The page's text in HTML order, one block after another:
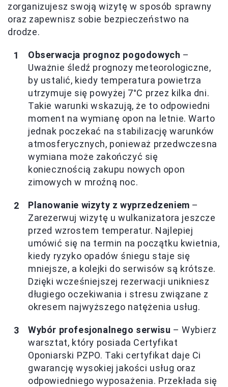
zorganizujesz swoją wizytę w sposób sprawny
oraz zapewnisz sobie bezpieczeństwo na
drodze.
Obserwacja prognoz pogodowych –
Uważnie śledź prognozy meteorologiczne,
by ustalić, kiedy temperatura powietrza
utrzymuje się powyżej 7°C przez kilka dni.
Takie warunki wskazują, że to odpowiedni
moment na wymianę opon na letnie. Warto
jednak poczekać na stabilizację warunków
atmosferycznych, ponieważ przedwczesna
wymiana może zakończyć się
koniecznością zakupu nowych opon
zimowych w mroźną noc.
Planowanie wizyty z wyprzedzeniem –
Zarezerwuj wizytę u wulkanizatora jeszcze
przed wzrostem temperatur. Najlepiej
umówić się na termin na początku kwietnia,
kiedy ryzyko opadów śniegu staje się
mniejsze, a kolejki do serwisów są krótsze.
Dzięki wcześniejszej rezerwacji unikniesz
długiego oczekiwania i stresu związane z
okresem najwyższego natężenia usług.
Wybór profesjonalnego serwisu – Wybierz
warsztat, który posiada Certyfikat
Oponiarski PZPO. Taki certyfikat daje Ci
gwarancję wysokiej jakości usług oraz
odpowiedniego wyposażenia. Przekłada się